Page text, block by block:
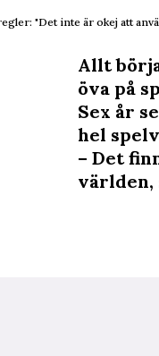
"Det inte är okej att
Allt
öva på
Sex år
hel
– Det
världen,